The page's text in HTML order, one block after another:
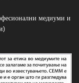
медиуми и